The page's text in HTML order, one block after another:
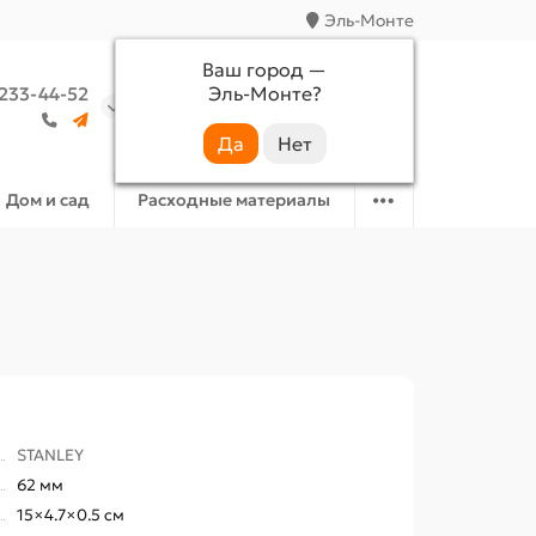
Эль-Монте
Ваш город —
Эль-Монте?
44-52
Аккаунт Избранное
Дом и сад Расходные материалы
STANLEY
62 мм
15×4.7×0.5 см